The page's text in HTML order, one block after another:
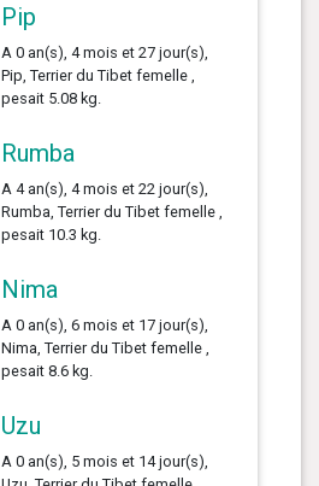
Pip
A 0 an(s), 4 mois et 27 jour(s),
Pip, Terrier du Tibet femelle ,
pesait 5.08 kg.
Rumba
A 4 an(s), 4 mois et 22 jour(s),
Rumba, Terrier du Tibet femelle ,
pesait 10.3 kg.
Nima
A 0 an(s), 6 mois et 17 jour(s),
Nima, Terrier du Tibet femelle ,
pesait 8.6 kg.
Uzu
A 0 an(s), 5 mois et 14 jour(s),